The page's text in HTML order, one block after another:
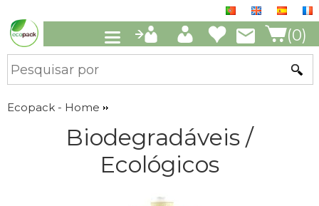
(0)
Ecopack - Home
Biodegradáveis /
Ecológicos